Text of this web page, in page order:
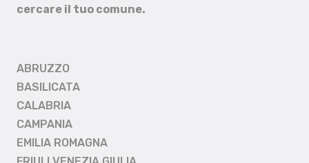
cercare il tuo comune.
ABRUZZO
BASILICATA
CALABRIA
CAMPANIA
EMILIA ROMAGNA